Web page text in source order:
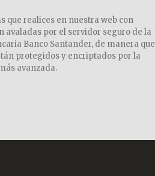
que realices en nuestra web con
avaladas por el servidor seguro de la
Banco Santander, de manera que
protegidos y encriptados por la
avanzada.